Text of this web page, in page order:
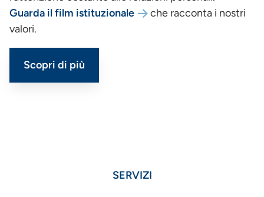
Guarda il film istituzionale
che racconta i nostri
valori.
Scopri di più
SERVIZI